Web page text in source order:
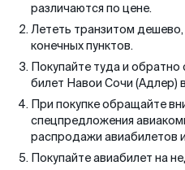
различаются по цене.
Лететь транзитом
конечных пунктов.
Покупайте туда и обратно
билет Навои Сочи (Адлер)
При покупке обращайте
спецпредложения
распродажи авиабилетов
Покупайте авиабилет на